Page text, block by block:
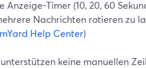
Anzeige-Timer (10, 20, 60
Nachrichten rotieren zu
Help Center)
keine manuellen